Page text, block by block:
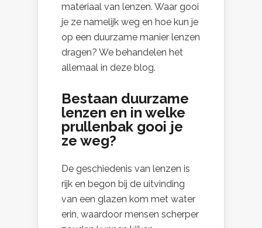
materiaal van lenzen. Waar gooi
je ze namelijk weg en hoe kun je
op een duurzame manier lenzen
dragen? We behandelen het
allemaal in deze blog.
Bestaan duurzame
lenzen en in welke
prullenbak gooi je
ze weg?
De geschiedenis van lenzen is
rijk en begon bij de uitvinding
van een glazen kom met water
erin, waardoor mensen scherper